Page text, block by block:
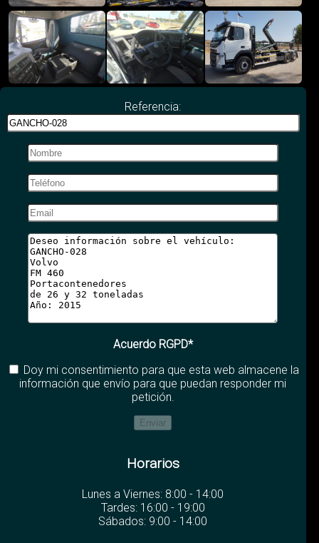
Referencia:
Acuerdo RGPD*
Doy mi consentimiento para que esta web almacene la
información que envío para que puedan responder mi
petición.
Horarios
Lunes a Viernes: 8:00 - 14:00
Tardes: 16:00 - 19:00
Sábados: 9:00 - 14:00